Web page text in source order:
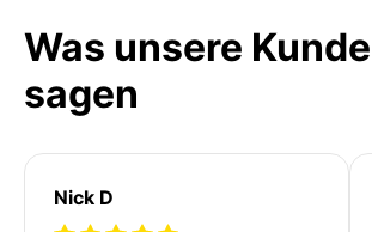
Was unsere
sagen
Nick D